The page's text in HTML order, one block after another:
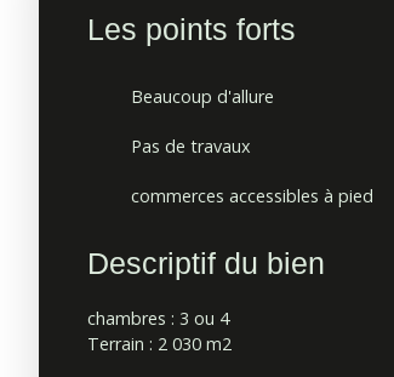
Les points forts
Beaucoup d'allure
Pas de travaux
commerces accessibles à pied
Descriptif du bien
chambres : 3 ou 4
Terrain : 2 030 m2